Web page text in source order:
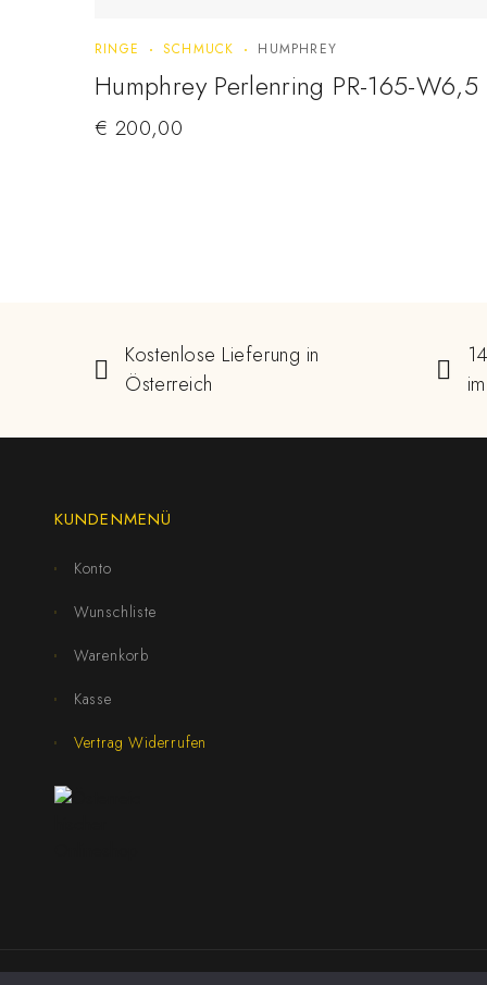
RINGE SCHMUCK HUMPHREY
Humphrey Perlenring PR-165-W6,5
€ 200,00
Kostenlose Lieferung in
Österreich
KUNDENMENÜ
Konto
Wunschliste
Warenkorb
Kasse
Vertrag Widerrufen